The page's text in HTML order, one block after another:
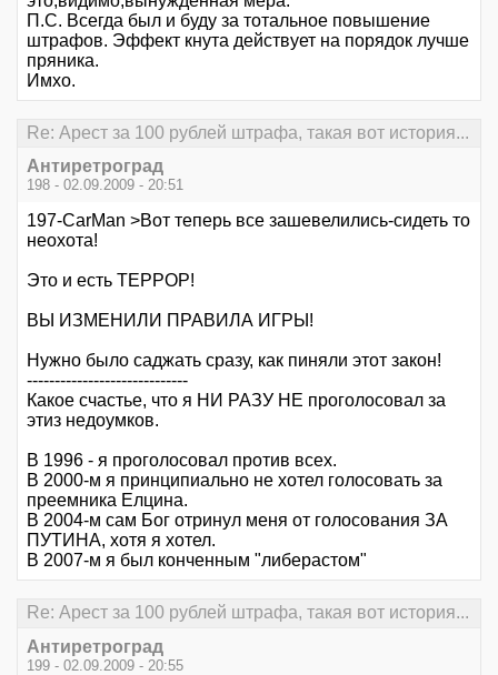
П.С. Всегда был и буду за тотальное повышение
штрафов. Эффект кнута действует на порядок лучше
пряника.
Имхо.
Re: Арест за 100 рублей штрафа, такая вот история...
Антиретроград
198 - 02.09.2009 - 20:51
197-CarMan >Вот теперь все зашевелились-сидеть то
неохота!
Это и есть ТЕРРОР!
ВЫ ИЗМЕНИЛИ ПРАВИЛА ИГРЫ!
Нужно было саджать сразу, как пиняли этот закон!
-----------------------------
Какое счастье, что я НИ РАЗУ НЕ проголосовал за
этиз недоумков.
В 1996 - я проголосовал против всех.
В 2000-м я принципиально не хотел голосовать за
преемника Елцина.
В 2004-м сам Бог отринул меня от голосования ЗА
ПУТИНА, хотя я хотел.
В 2007-м я был конченным "либерастом"
Re: Арест за 100 рублей штрафа, такая вот история...
Антиретроград
199 - 02.09.2009 - 20:55